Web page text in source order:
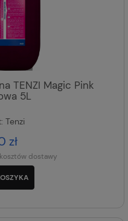
TENZI Magic Pink
5L
Tenzi
zł
kosztów dostawy